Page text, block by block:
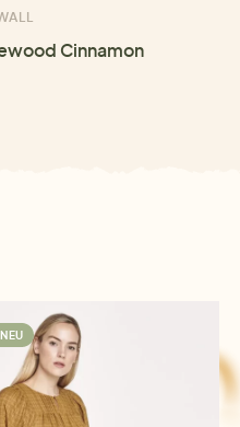
Cinnamon
NEU